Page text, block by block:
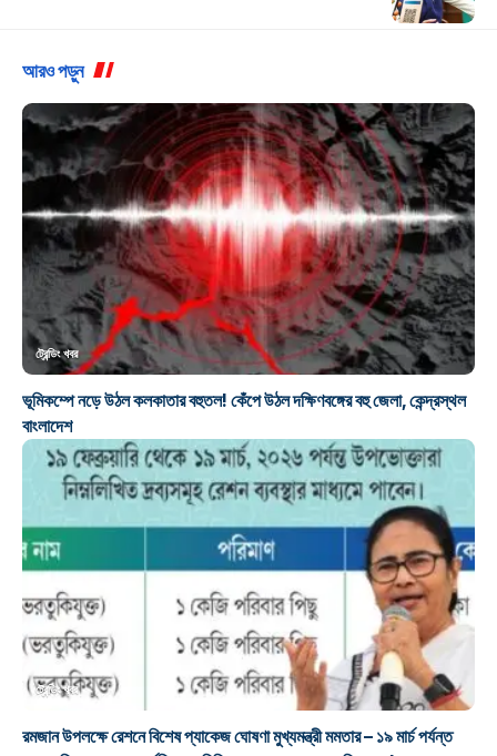
আরও পড়ুন
ট্রেন্ডিং খবর
ভূমিকম্পে নড়ে উঠল কলকাতার বহুতল! কেঁপে উঠল দক্ষিণবঙ্গের বহু জেলা, কেন্দ্রস্থল
বাংলাদেশ
ট্রেন্ডিং খবর
রমজান উপলক্ষে রেশনে বিশেষ প্যাকেজ ঘোষণা মুখ্যমন্ত্রী মমতার – ১৯ মার্চ পর্যন্ত